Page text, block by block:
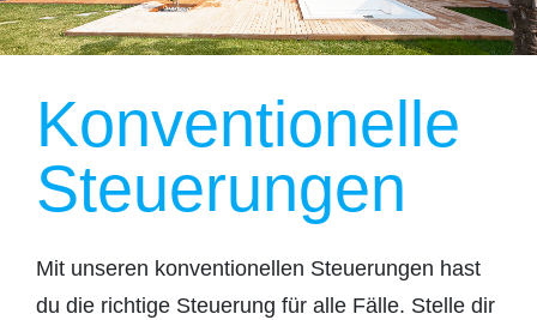
Konventionelle
Steuerungen
Mit unseren konventionellen Steuerungen hast
du die richtige Steuerung für alle Fälle. Stelle dir